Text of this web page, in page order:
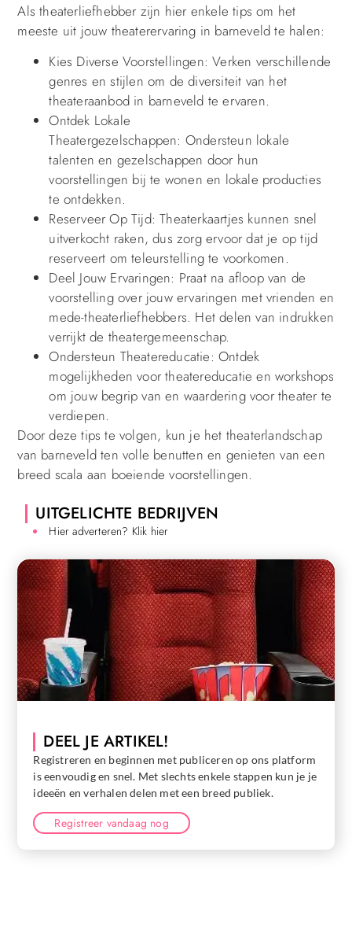
Als theaterliefhebber zijn hier enkele tips om het
meeste uit jouw theaterervaring in barneveld te halen:
Kies Diverse Voorstellingen: Verken verschillende
genres en stijlen om de diversiteit van het
theateraanbod in barneveld te ervaren.
Ontdek Lokale
Theatergezelschappen: Ondersteun lokale
talenten en gezelschappen door hun
voorstellingen bij te wonen en lokale producties
te ontdekken.
Reserveer Op Tijd: Theaterkaartjes kunnen snel
uitverkocht raken, dus zorg ervoor dat je op tijd
reserveert om teleurstelling te voorkomen.
Deel Jouw Ervaringen: Praat na afloop van de
voorstelling over jouw ervaringen met vrienden en
mede-theaterliefhebbers. Het delen van indrukken
verrijkt de theatergemeenschap.
Ondersteun Theatereducatie: Ontdek
mogelijkheden voor theatereducatie en workshops
om jouw begrip van en waardering voor theater te
verdiepen.
Door deze tips te volgen, kun je het theaterlandschap
van barneveld ten volle benutten en genieten van een
breed scala aan boeiende voorstellingen.
UITGELICHTE BEDRIJVEN
Hier adverteren? Klik hier
DEEL JE ARTIKEL!
Registreren en beginnen met publiceren op ons platform
is eenvoudig en snel. Met slechts enkele stappen kun je je
ideeën en verhalen delen met een breed publiek.
Registreer vandaag nog